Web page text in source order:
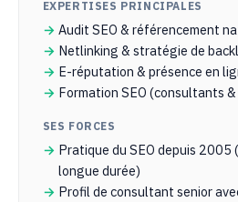
EXPERTISES PRINCIPALES
Audit SEO & référencement
Netlinking & stratégie de
E-réputation & présence en
Formation SEO (consultants
SES FORCES
Pratique du SEO depuis 2005
longue durée)
Profil de consultant senior